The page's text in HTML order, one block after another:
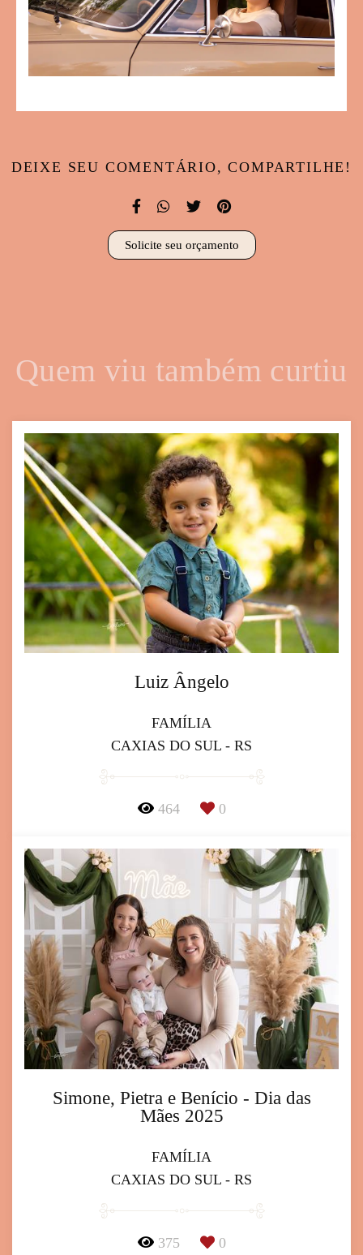
DEIXE SEU COMENTÁRIO, COMPARTILHE!
Solicite seu orçamento
Quem viu também curtiu
Luiz Ângelo
FAMÍLIA
CAXIAS DO SUL - RS
464 0
Simone, Pietra e Benício - Dia das
Mães 2025
FAMÍLIA
CAXIAS DO SUL - RS
375 0